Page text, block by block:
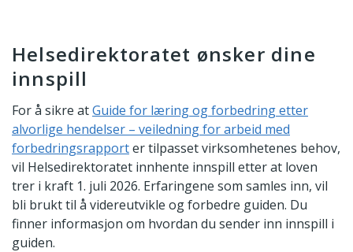
Helsedirektoratet ønsker dine
innspill
For å sikre atGuide for læring og forbedring etter
alvorlige hendelser – veiledning for arbeid med
forbedringsrapporter tilpasset virksomhetenes behov,
vil Helsedirektoratet innhente innspill etter at loven
trer i kraft 1. juli 2026. Erfaringene som samles inn, vil
bli brukt til å videreutvikle og forbedre guiden. Du
finner informasjon om hvordan du sender inn innspill i
guiden.